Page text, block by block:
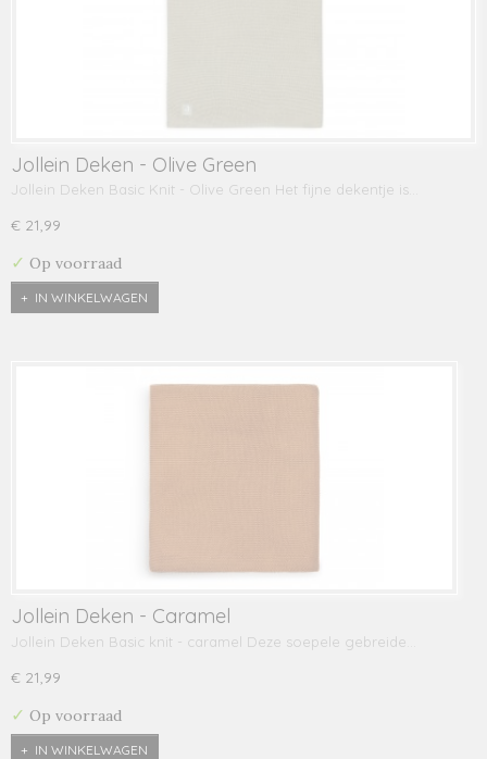
Jollein Deken - Olive Green
Jollein Deken Basic Knit - Olive Green Het fijne dekentje is…
€ 21,99
✓ Op voorraad
IN WINKELWAGEN
Jollein Deken - Caramel
Jollein Deken Basic knit - caramel Deze soepele gebreide…
€ 21,99
✓ Op voorraad
IN WINKELWAGEN